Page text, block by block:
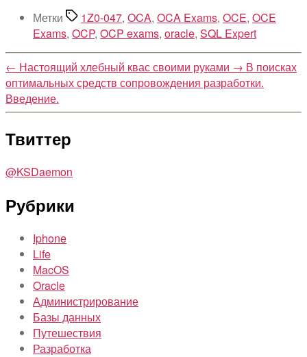
Метки
1Z0-047, OCA, OCA Exams, OCE, OCE
Exams, OCP, OCP exams, oracle, SQL Expert
← Настоящий хлебный квас своими руками → В поисках
оптимальных средств сопровождения разработки.
Введение.
Твиттер
@KSDaemon
Рубрики
Iphone
Life
MacOS
Oracle
Администрирование
Базы данных
Путешествия
Разработка